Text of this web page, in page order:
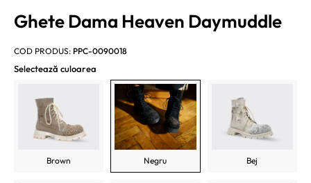
Ghete Dama Heaven Daymuddle
COD PRODUS: PPC-0090018
Selectează culoarea
Brown Negru Bej